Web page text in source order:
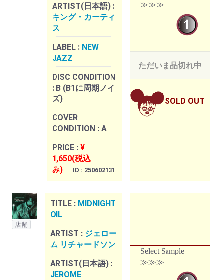
ARTIST(日本語) :
キング・カーティ
ス
LABEL : NEW
JAZZ
DISC CONDITION
: B (B1に周期ノイ
ズ)
COVER
CONDITION : A
PRICE : ¥
1,650(税込
み)
ID : 250602131
≫≫≫
ただいま品切れ中
SOLD OUT
店舗
TITLE : MIDNIGHT
OIL
ARTIST : ジェロー
ム リチャードソン
ARTIST(日本語) :
JEROME
Select Sample
≫≫≫